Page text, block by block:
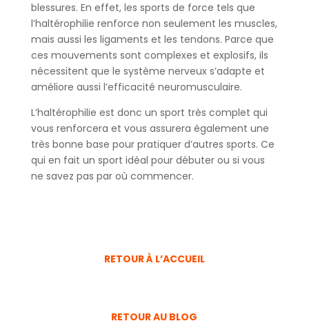
blessures. En effet, les sports de force tels que
l’haltérophilie renforce non seulement les muscles,
mais aussi les ligaments et les tendons. Parce que
ces mouvements sont complexes et explosifs, ils
nécessitent que le système nerveux s’adapte et
améliore aussi l’efficacité neuromusculaire.
L’haltérophilie est donc un sport très complet qui
vous renforcera et vous assurera également une
très bonne base pour pratiquer d’autres sports. Ce
qui en fait un sport idéal pour débuter ou si vous
ne savez pas par où commencer.
RETOUR À L’ACCUEIL
RETOUR AU BLOG